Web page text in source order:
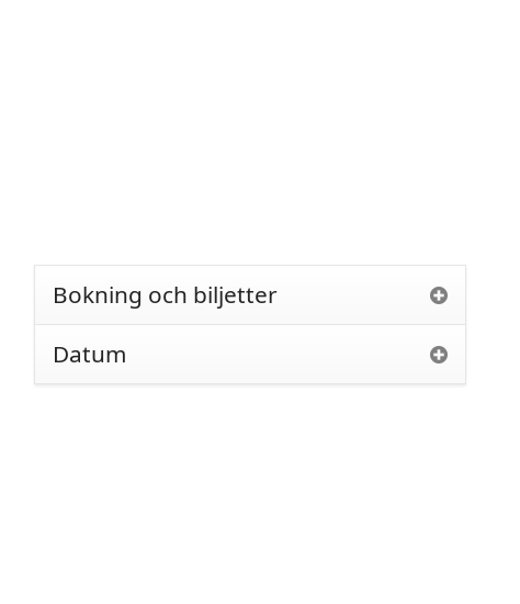
Bokning och biljetter
Datum